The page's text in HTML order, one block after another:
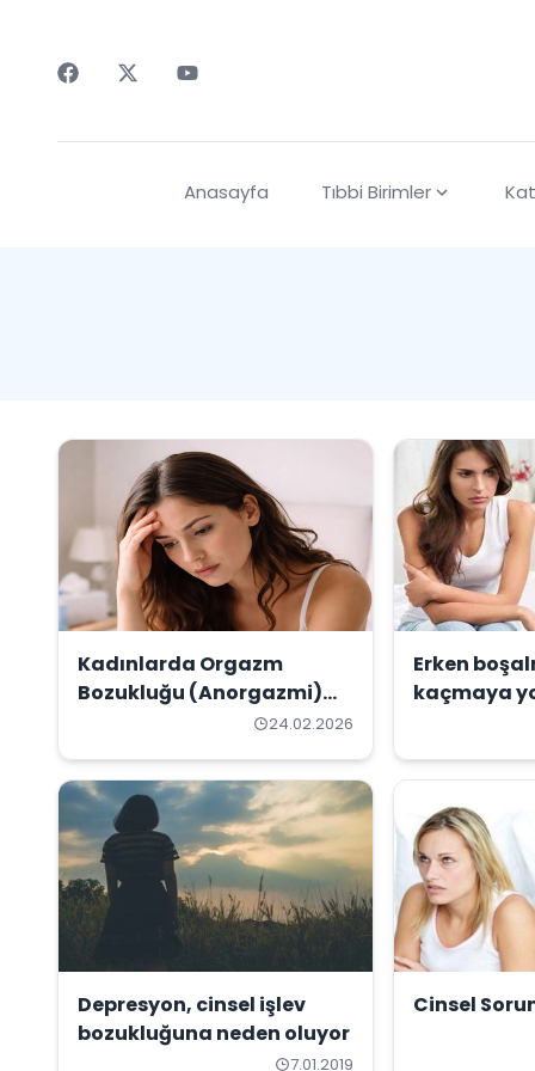
Anasayfa Tıbbi Birimler
Kadınlarda Orgazm
Bozukluğu (Anorgazmi)
24.02.2026
Erken
kaçmaya
Depresyon, cinsel işlev
bozukluğuna neden oluyor
7.01.2019
Cinsel